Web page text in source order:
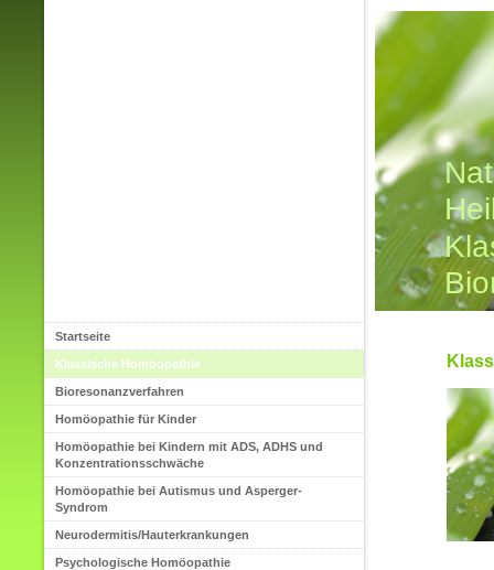
Startseite
Klassische Homöopathie
Bioresonanzverfahren
Homöopathie für Kinder
Homöopathie bei Kindern mit ADS, ADHS und
Konzentrationsschwäche
Homöopathie bei Autismus und Asperger-
Syndrom
Neurodermitis/Hauterkrankungen
Psychologische Homöopathie